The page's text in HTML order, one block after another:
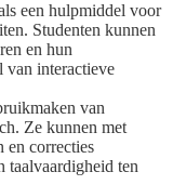
een hulpmiddel voor
Studenten kunnen
en hun
van interactieve
van
Ze kunnen met
en correcties
taalvaardigheid ten